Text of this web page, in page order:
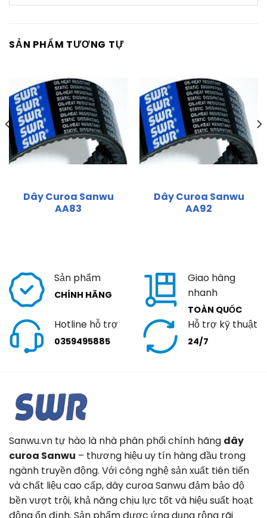
SẢN PHẨM TƯƠNG TỰ
Dây Curoa Sanwu
AA83
Dây Curoa Sanwu
AA92
Sản phẩm
CHÍNH HÃNG
Giao hàng
nhanh
TOÀN QUỐC
Hotline hỗ trợ
0359495885
Hỗ trợ kỹ thuật
24/7
Sanwu.vn tự hào là nhà phân phối chính hãng dây
curoa Sanwu – thương hiệu uy tín hàng đầu trong
ngành truyền động. Với công nghệ sản xuất tiên tiến
và chất liệu cao cấp, dây curoa Sanwu đảm bảo độ
bền vượt trội, khả năng chịu lực tốt và hiệu suất hoạt